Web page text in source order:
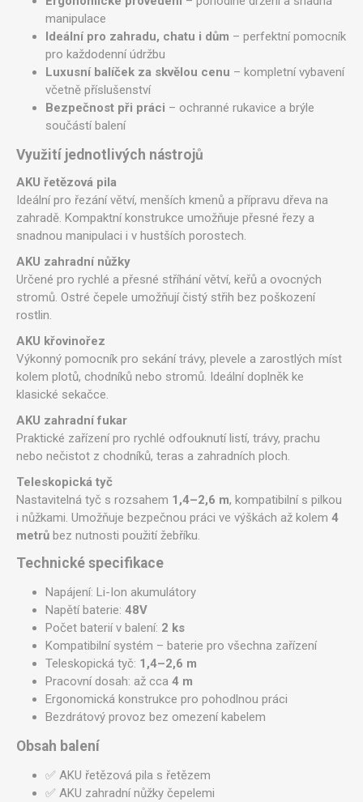
manipulace
Ideální pro zahradu, chatu i dům – perfektní pomocník
pro každodenní údržbu
Luxusní balíček za skvělou cenu – kompletní vybavení
včetně příslušenství
Bezpečnost při práci – ochranné rukavice a brýle
součástí balení
Využití jednotlivých nástrojů
AKU řetězová pila
Ideální pro řezání větví, menších kmenů a přípravu dřeva na
zahradě. Kompaktní konstrukce umožňuje přesné řezy a
snadnou manipulaci i v hustších porostech.
AKU zahradní nůžky
Určené pro rychlé a přesné stříhání větví, keřů a ovocných
stromů. Ostré čepele umožňují čistý střih bez poškození
rostlin.
AKU křovinořez
Výkonný pomocník pro sekání trávy, plevele a zarostlých míst
kolem plotů, chodníků nebo stromů. Ideální doplněk ke
klasické sekačce.
AKU zahradní fukar
Praktické zařízení pro rychlé odfouknutí listí, trávy, prachu
nebo nečistot z chodníků, teras a zahradních ploch.
Teleskopická tyč
Nastavitelná tyč s rozsahem 1,4–2,6 m, kompatibilní s pilkou
i nůžkami. Umožňuje bezpečnou práci ve výškách až kolem 4
metrů bez nutnosti použití žebříku.
Technické specifikace
Napájení: Li-Ion akumulátory
Napětí baterie: 48V
Počet baterií v balení: 2 ks
Kompatibilní systém – baterie pro všechna zařízení
Teleskopická tyč: 1,4–2,6 m
Pracovní dosah: až cca 4 m
Ergonomická konstrukce pro pohodlnou práci
Bezdrátový provoz bez omezení kabelem
Obsah balení
✅ AKU řetězová pila s řetězem
✅ AKU zahradní nůžky čepelemi